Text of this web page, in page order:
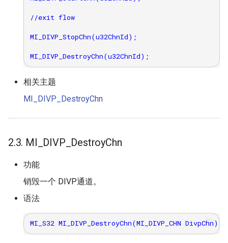
//exit flow
MI_DIVP_StopChn(u32ChnId);
相关主题
MI_DIVP_DestroyChn
2.3. MI_DIVP_DestroyChn
功能
销毁一个 DIVP通道。
语法